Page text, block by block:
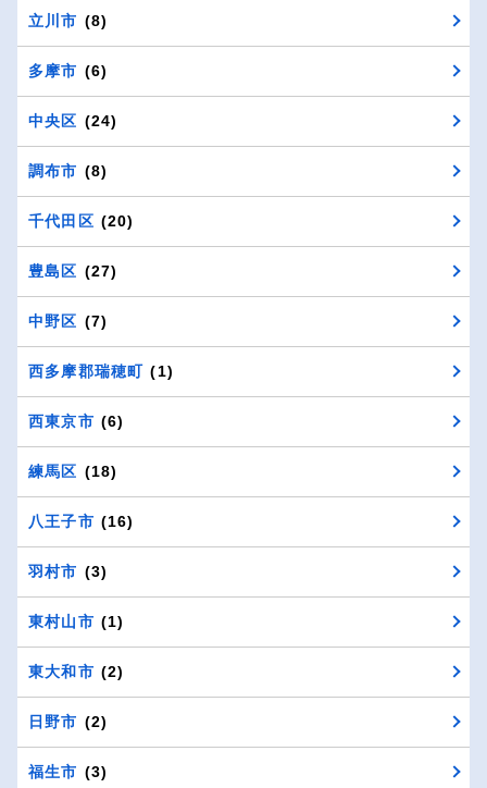
立川市 (8)
多摩市 (6)
中央区 (24)
調布市 (8)
千代田区 (20)
豊島区 (27)
中野区 (7)
西多摩郡瑞穂町 (1)
西東京市 (6)
練馬区 (18)
八王子市 (16)
羽村市 (3)
東村山市 (1)
東大和市 (2)
日野市 (2)
福生市 (3)